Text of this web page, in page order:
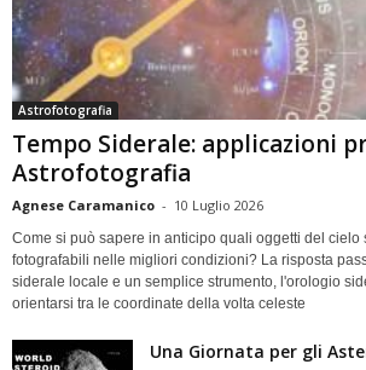
Astrofotografia
Tempo Siderale: applicazioni
Astrofotografia
Agnese Caramanico - 10 Luglio 2026
Come si può sapere in anticipo quali oggetti del cielo
fotografabili nelle migliori condizioni? La risposta
siderale locale e un semplice strumento, l'orologio
orientarsi tra le coordinate della volta celeste
Una Giornata per gli